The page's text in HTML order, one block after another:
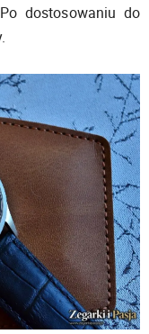
dostosowaniu do